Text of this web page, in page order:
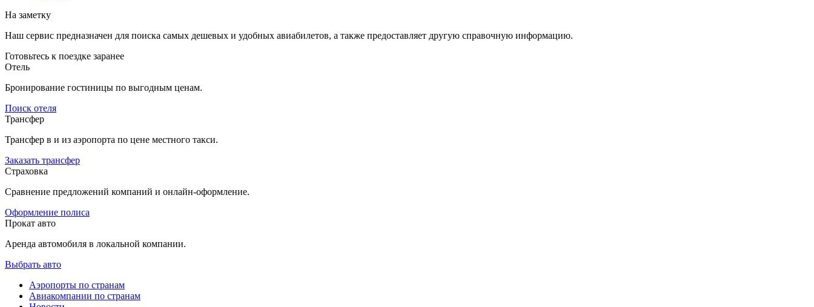
На заметку
Наш сервис предназначен для поиска самых дешевых и удобных авиабилетов, а также предоставляет другую справочную информацию.
Готовьтесь к поездке заранее
Отель
Бронирование гостиницы по выгодным ценам.
Поиск отеля
Трансфер
Трансфер в и из аэропорта по цене местного такси.
Заказать трансфер
Страховка
Сравнение предложений компаний и онлайн-оформление.
Оформление полиса
Прокат авто
Аренда автомобиля в локальной компании.
Выбрать авто
Аэропорты по странам
Авиакомпании по странам